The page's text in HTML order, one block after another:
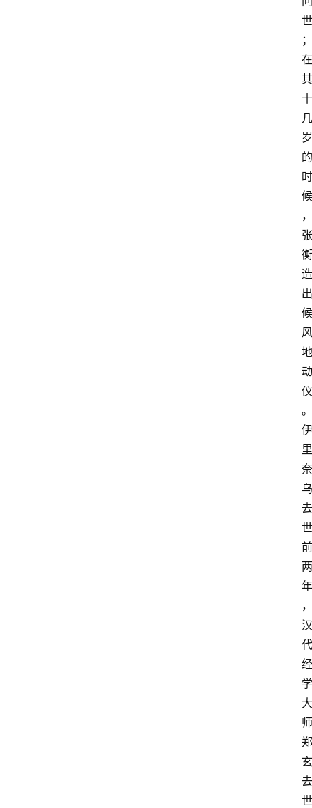
世
；
在
其
十
几
岁
的
时
候
，
张
衡
造
出
候
风
地
动
仪
。
伊
里
奈
乌
去
世
前
两
年
，
汉
代
经
学
大
师
郑
玄
去
世